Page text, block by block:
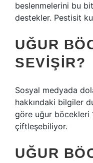
beslenmelerini bu
destekler. Pestisit
UĞUR
SEVIŞIR?
Sosyal medyada
hakkındaki bilgiler
göre uğur böcekleri
çiftleşebiliyor.
UĞUR